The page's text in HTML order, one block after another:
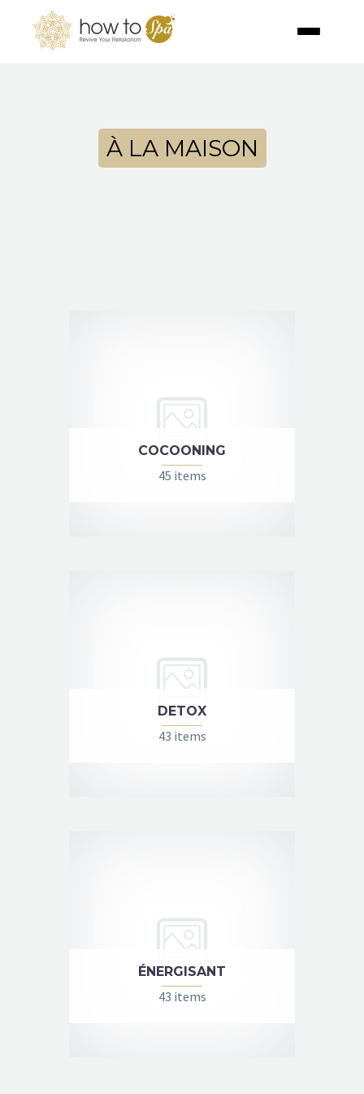
À LA MAISON
COCOONING
45 items
DETOX
43 items
ÉNERGISANT
43 items